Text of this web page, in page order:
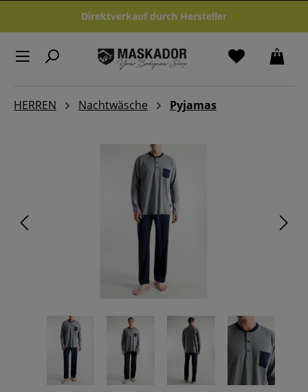
Zum Hauptinhalt springenDirektverkauf durch Hersteller
HERREN Nachtwäsche Pyjamas